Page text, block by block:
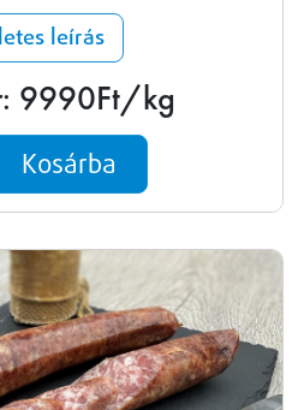
leírás
9990Ft/kg
Kosárba